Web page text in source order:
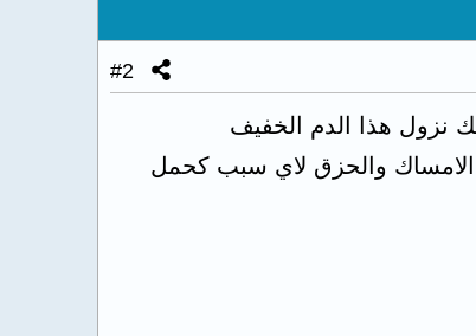
#2
نزول هذا الدم الخفيف
الامساك والحزق لاي سبب كحمل